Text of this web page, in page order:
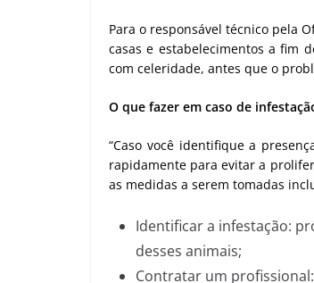
Para o responsável técnico pela
casas e estabelecimentos a fim
com celeridade, antes que o
O que fazer em caso de
“Caso você identifique a
rapidamente para evitar a
as medidas a serem tomadas
Identificar a infestação:
desses animais;
Contratar um